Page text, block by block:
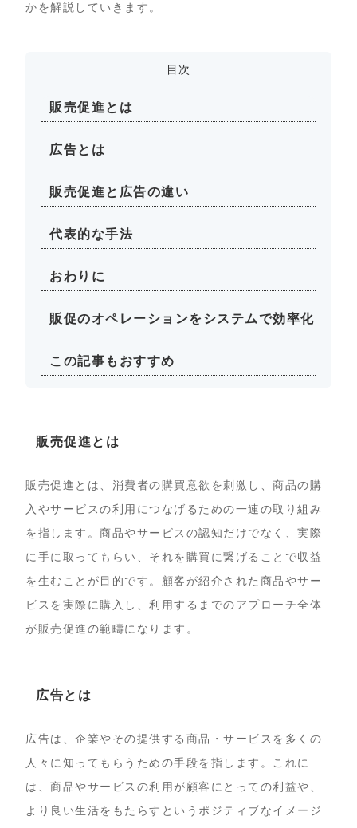
かを解説していきます。
目次
販売促進とは
広告とは
販売促進と広告の違い
代表的な手法
おわりに
販促のオペレーションをシステムで効率化
この記事もおすすめ
販売促進とは
販売促進とは、消費者の購買意欲を刺激し、商品の購
入やサービスの利用につなげるための一連の取り組み
を指します。商品やサービスの認知だけでなく、実際
に手に取ってもらい、それを購買に繋げることで収益
を生むことが目的です。顧客が紹介された商品やサー
ビスを実際に購入し、利用するまでのアプローチ全体
が販売促進の範疇になります。
広告とは
広告は、企業やその提供する商品・サービスを多くの
人々に知ってもらうための手段を指します。これに
は、商品やサービスの利用が顧客にとっての利益や、
より良い生活をもたらすというポジティブなイメージ